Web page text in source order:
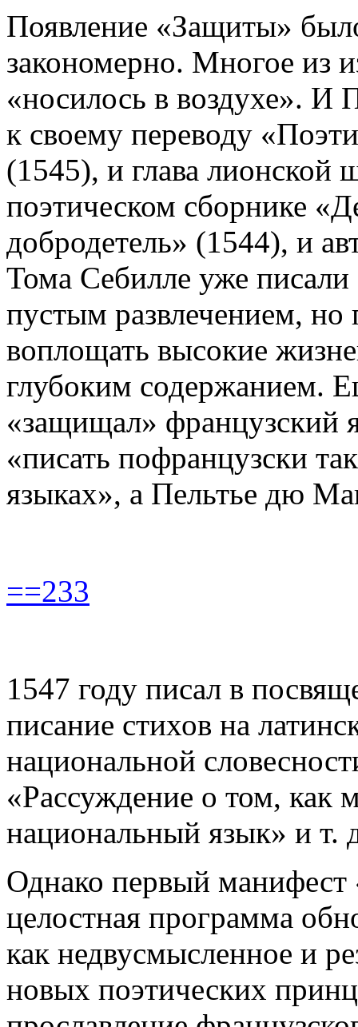
Появление «Защиты»
закономерно. Многое из
«носилось в воздухе». И
к своему переводу
(1545), и глава
поэтическом сборнике
добродетель» (1544), и
Тома Себилле уже
пустым развлечением, но
воплощать высокие
глубоким содержанием.
«защищал» французский
«писать пофранцузски
языках», а Пельтье дю
==233
1547 году писал в
писание стихов на
национальной
«Рассуждение о том, как
национальный язык» и т.
Однако первый
целостная программа
как недвусмысленное и
новых поэтических